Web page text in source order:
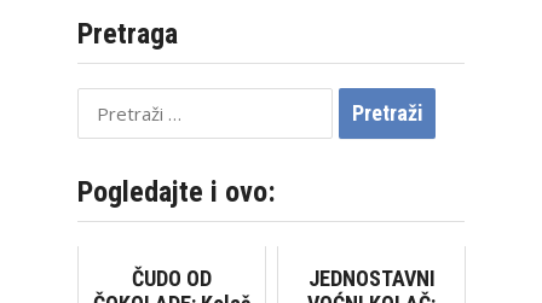
Pretraga
Pretraži:
Pogledajte i ovo:
ČUDO OD
JEDNOSTAVNI